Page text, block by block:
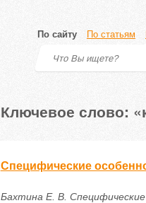
По сайту По статьям
Ключевое слово:
Специфические
Бахтина Е. В.